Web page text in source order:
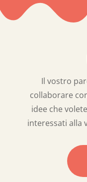
Il vostro
collaborare
idee che
interessati alla